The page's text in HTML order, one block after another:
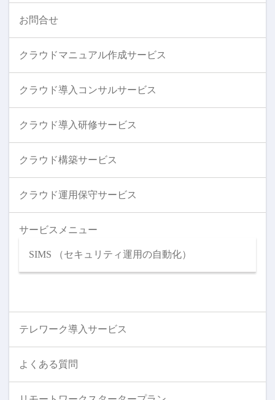
お問合せ
クラウドマニュアル作成サービス
クラウド導入コンサルサービス
クラウド導入研修サービス
クラウド構築サービス
クラウド運用保守サービス
サービスメニュー
SIMS （セキュリティ運用の自動化）
テレワーク導入サービス
よくある質問